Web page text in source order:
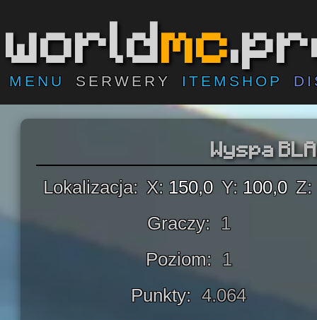
worldmc
MENU SERWERY ITEMSHOP
Wyspa
Lokalizacja: X: 150,0 Y: 100,0 Z:
Graczy: 1
Poziom: 1
Punkty: 4.064